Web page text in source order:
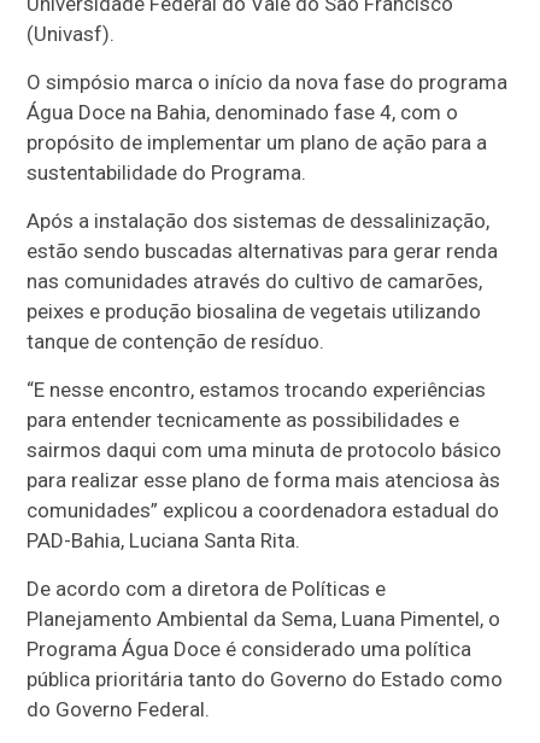
(Univasf).
O simpósio marca o início da nova fase do programa
Água Doce na Bahia, denominado fase 4, com o
propósito de implementar um plano de ação para a
sustentabilidade do Programa.
Após a instalação dos sistemas de dessalinização,
estão sendo buscadas alternativas para gerar renda
nas comunidades através do cultivo de camarões,
peixes e produção biosalina de vegetais utilizando
tanque de contenção de resíduo.
“E nesse encontro, estamos trocando experiências
para entender tecnicamente as possibilidades e
sairmos daqui com uma minuta de protocolo básico
para realizar esse plano de forma mais atenciosa às
comunidades” explicou a coordenadora estadual do
PAD-Bahia, Luciana Santa Rita.
De acordo com a diretora de Políticas e
Planejamento Ambiental da Sema, Luana Pimentel, o
Programa Água Doce é considerado uma política
pública prioritária tanto do Governo do Estado como
do Governo Federal.